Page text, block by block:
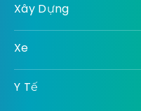
Xây Dựng
Xe
Y Tế